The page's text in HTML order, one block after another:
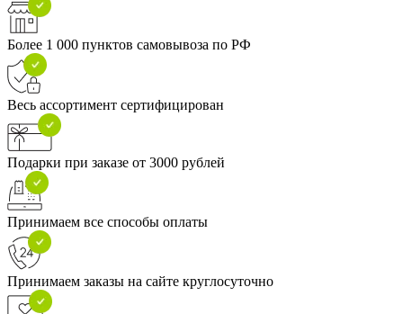
Более 1 000 пунктов самовывоза по РФ
Весь ассортимент сертифицирован
Подарки при заказе от 3000 рублей
Принимаем все способы оплаты
Принимаем заказы на сайте круглосуточно